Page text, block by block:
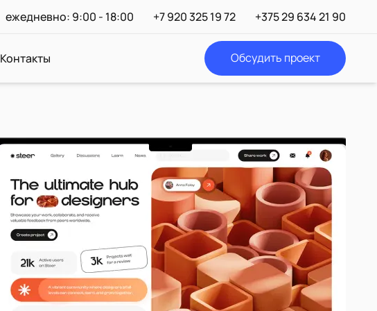
ежедневно: 9:00 - 18:00 +7 920 325 19 72 +375 29 634 21 90
Телефон:+375 29 634 21 90+7
920 325 19 72
E-mail:
info@digitaldevils.by
Контакты Обсудить проект